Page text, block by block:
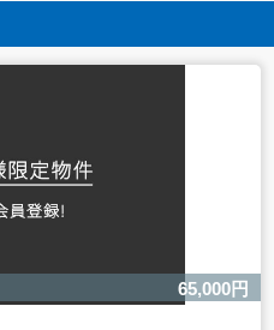
身の個人情報の開示等（利
正・追加・削除、利用の停
の停止）に関して、下記の
とができます。その際、当
いただいたうえで、合理的
問合せ窓口
00 ※弊社公休日を除く
65,000円